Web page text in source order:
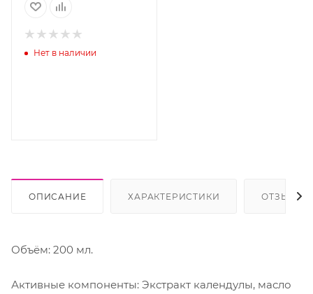
Нет в наличии
ОПИСАНИЕ ХАРАКТЕРИСТИКИ ОТЗЫВЫ
Объём: 200 мл.
Активные компоненты: Экстракт календулы, масло